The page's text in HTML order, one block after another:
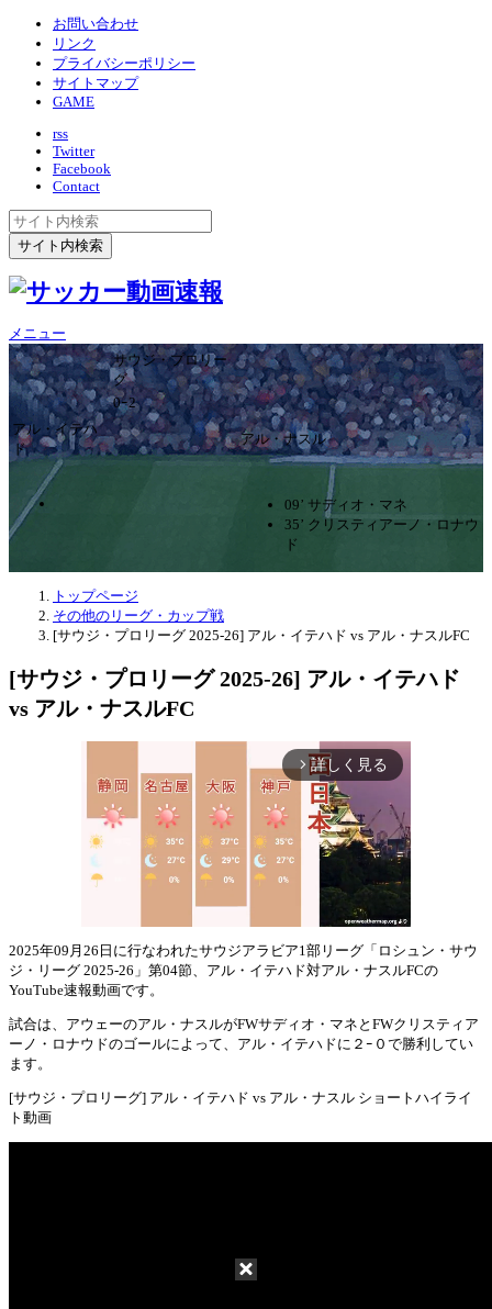
お問い合わせ
リンク
プライバシーポリシー
サイトマップ
GAME
rss
Twitter
Facebook
Contact
メニュー
サウジ・プロリー
グ
0ｰ2
アル・イテハ
ド
アル・ナスル
09’ サディオ・マネ
35’ クリスティアーノ・ロナウ
ド
トップページ
その他のリーグ・カップ戦
[サウジ・プロリーグ 2025-26] アル・イテハド vs アル・ナスルFC
[サウジ・プロリーグ 2025-26] アル・イテハド
vs アル・ナスルFC
arrow_forward_ios 詳しく見る
2025年09月26日に行なわれたサウジアラビア1部リーグ「ロシュン・サウ
ジ・リーグ 2025-26」第04節、アル・イテハド対アル・ナスルFCの
YouTube速報動画です。
試合は、アウェーのアル・ナスルがFWサディオ・マネとFWクリスティア
ーノ・ロナウドのゴールによって、アル・イテハドに２ｰ０で勝利してい
ます。
[サウジ・プロリーグ] アル・イテハド vs アル・ナスル ショートハイライ
ト動画